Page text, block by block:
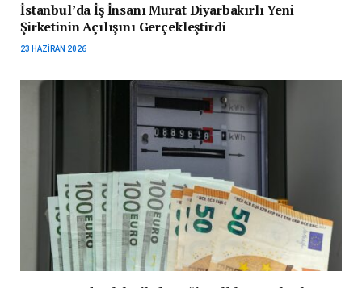
İstanbul’da İş İnsanı Murat Diyarbakırlı Yeni
Şirketinin Açılışını Gerçekleştirdi
23 HAZIRAN 2026